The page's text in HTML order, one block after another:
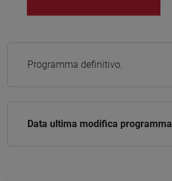
Programma definitivo.
Data ultima modifica programma